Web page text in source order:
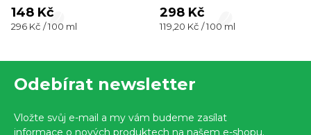
148 Kč
Měrná
296 Kč / 100 ml
hodnocení
produktu
z 5
298 Kč
Měrná
119,20 Kč / 100 ml
Odebírat newsletter
Vložte svůj e-mail a my vám budeme zasílat
informace o nových produktech na našem e-shopu.